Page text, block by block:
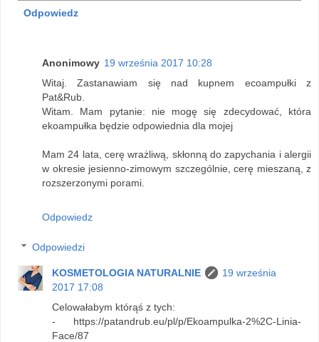
Odpowiedz
Anonimowy 19 września 2017 10:28
Witaj. Zastanawiam się nad kupnem ecoampułki z
Pat&Rub.
Witam. Mam pytanie: nie mogę się zdecydować, która
ekoampułka będzie odpowiednia dla mojej
Mam 24 lata, cerę wrażliwą, skłonną do zapychania i alergii
w okresie jesienno-zimowym szczególnie, cerę mieszaną, z
rozszerzonymi porami.
Odpowiedz
Odpowiedzi
KOSMETOLOGIA NATURALNIE
19 września
2017 17:08
Celowałabym którąś z tych:
- https://patandrub.eu/pl/p/Ekoampulka-2%2C-Linia-
Face/87